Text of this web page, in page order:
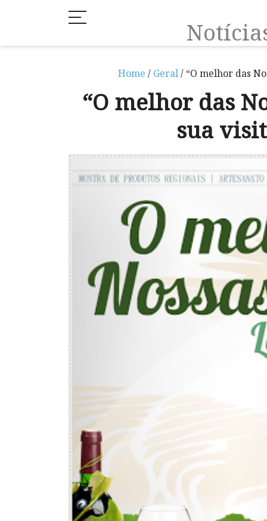
Home / Geral/ “O melhor das
“O melhor das
sua